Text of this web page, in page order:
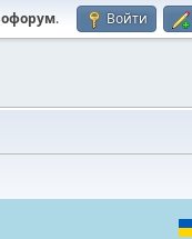
. Войти